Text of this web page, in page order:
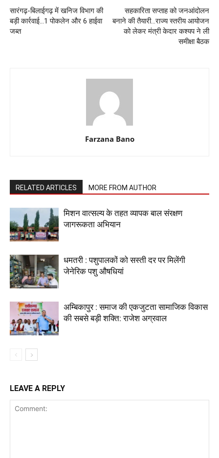
सारंगढ़-बिलाईगढ़ में खनिज विभाग की
बड़ी कार्रवाई…1 पोकलेन और 6 हाईवा
जब्त
सहकारिता सप्ताह को जनआंदोलन
बनाने की तैयारी…राज्य स्तरीय आयोजन
को लेकर मंत्री केदार कश्यप ने ली
समीक्षा बैठक
Farzana Bano
RELATED ARTICLES MORE FROM AUTHOR
मिशन वात्सल्य के तहत व्यापक बाल संरक्षण
जागरूकता अभियान
धमतरी : पशुपालकों को सस्ती दर पर मिलेंगी
जेनेरिक पशु औषधियां
अम्बिकापुर : समाज की एकजुटता सामाजिक विकास
की सबसे बड़ी शक्ति: राजेश अग्रवाल
LEAVE A REPLY